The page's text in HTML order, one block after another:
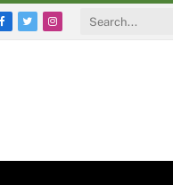
Facebook
TwitterInstagram